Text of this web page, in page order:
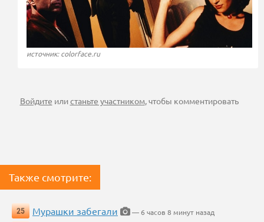
источник: colorface.ru
Войдите илистаньте участником, чтобы комментировать
Также смотрите:
25 Мурашки забегали
— 6 часов 8 минут назад